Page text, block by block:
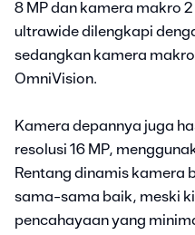
8 MP dan kamera makro
ultrawide dilengkapi
sedangkan kamera
OmniVision.
Kamera depannya juga
resolusi 16 MP,
Rentang dinamis kamera
sama-sama baik, meski
pencahayaan yang